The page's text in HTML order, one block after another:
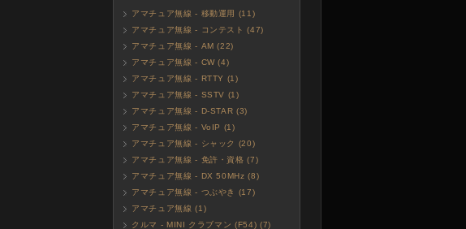
アマチュア無線 - 移動運用 (11)
アマチュア無線 - コンテスト (47)
アマチュア無線 - AM (22)
アマチュア無線 - CW (4)
アマチュア無線 - RTTY (1)
アマチュア無線 - SSTV (1)
アマチュア無線 - D-STAR (3)
アマチュア無線 - VoIP (1)
アマチュア無線 - シャック (20)
アマチュア無線 - 免許・資格 (7)
アマチュア無線 - DX 50MHz (8)
アマチュア無線 - つぶやき (17)
アマチュア無線 (1)
クルマ - MINI クラブマン (F54) (7)